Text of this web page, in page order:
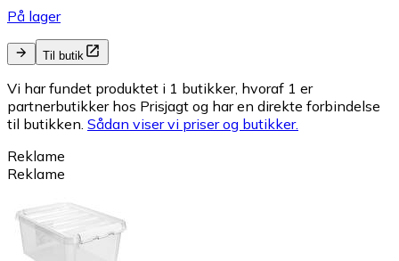
På lager
Til butik
Vi har fundet produktet i 1 butikker, hvoraf 1 er
partnerbutikker hos Prisjagt og har en direkte forbindelse
til butikken. Sådan viser vi priser og butikker.
Reklame
Reklame